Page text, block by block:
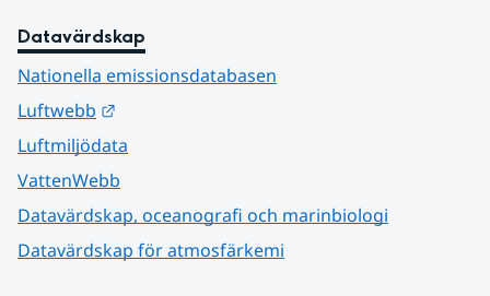
Datavärdskap
Nationella emissionsdatabasen
Luftwebb
Luftmiljödata
VattenWebb
Datavärdskap, oceanografi och marinbiologi
Datavärdskap för atmosfärkemi